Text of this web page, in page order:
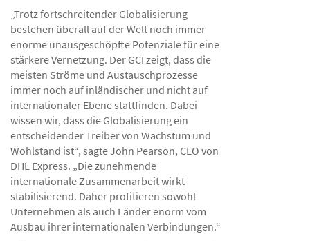
„Trotz fortschreitender Globalisierung
bestehen überall auf der Welt noch immer
enorme unausgeschöpfte Potenziale für eine
stärkere Vernetzung. Der GCI zeigt, dass die
meisten Ströme und Austauschprozesse
immer noch auf inländischer und nicht auf
internationaler Ebene stattfinden. Dabei
wissen wir, dass die Globalisierung ein
entscheidender Treiber von Wachstum und
Wohlstand ist“, sagte John Pearson, CEO von
DHL Express. „Die zunehmende
internationale Zusammenarbeit wirkt
stabilisierend. Daher profitieren sowohl
Unternehmen als auch Länder enorm vom
Ausbau ihrer internationalen Verbindungen.“